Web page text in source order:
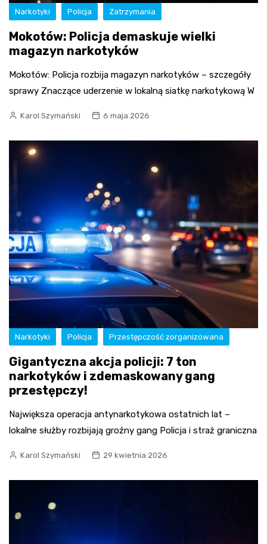
Narkotyki Policja Zatrzymania
Mokotów: Policja demaskuje wielki
magazyn narkotyków
Mokotów: Policja rozbija magazyn narkotyków – szczegóły
sprawy Znaczące uderzenie w lokalną siatkę narkotykową W
Karol Szymański 6 maja 2026
Narkotyki Policja Przestępczość zorganizowana
Gigantyczna akcja policji: 7 ton
narkotyków i zdemaskowany gang
przestępczy!
Największa operacja antynarkotykowa ostatnich lat –
lokalne służby rozbijają groźny gang Policja i straż graniczna
Karol Szymański 29 kwietnia 2026